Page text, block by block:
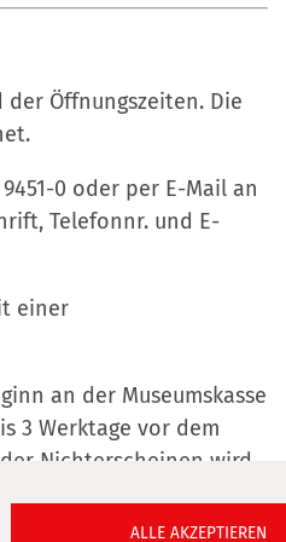
Öffnungszeiten. Die
0 oder per E-Mail an
Telefonnr. und E-
einer
an der Museumskasse
3 Werktage vor dem
Nichterscheinen wird
ALLE AKZEPTIEREN